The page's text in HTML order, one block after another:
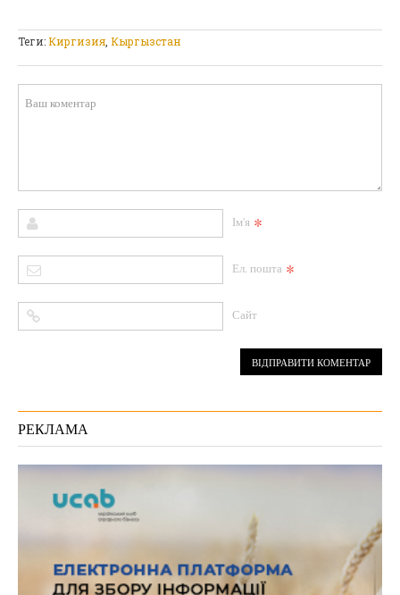
Теги:Киргизия Кыргызстан
Ім'я *
Ел. пошта *
Сайт
РЕКЛАМА